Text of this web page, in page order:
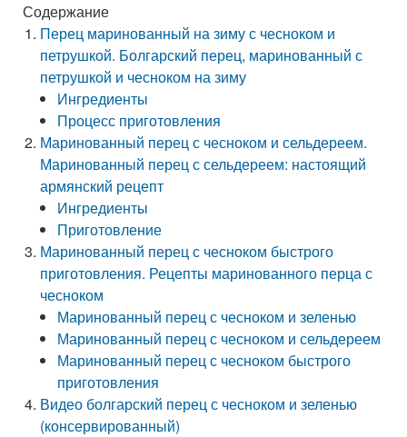
Содержание
Перец маринованный на зиму с чесноком и
петрушкой. Болгарский перец, маринованный с
петрушкой и чесноком на зиму
Ингредиенты
Процесс приготовления
Маринованный перец с чесноком и сельдереем.
Маринованный перец с сельдереем: настоящий
армянский рецепт
Ингредиенты
Приготовление
Маринованный перец с чесноком быстрого
приготовления. Рецепты маринованного перца с
чесноком
Маринованный перец с чесноком и зеленью
Маринованный перец с чесноком и сельдереем
Маринованный перец с чесноком быстрого
приготовления
Видео болгарский перец с чесноком и зеленью
(консервированный)